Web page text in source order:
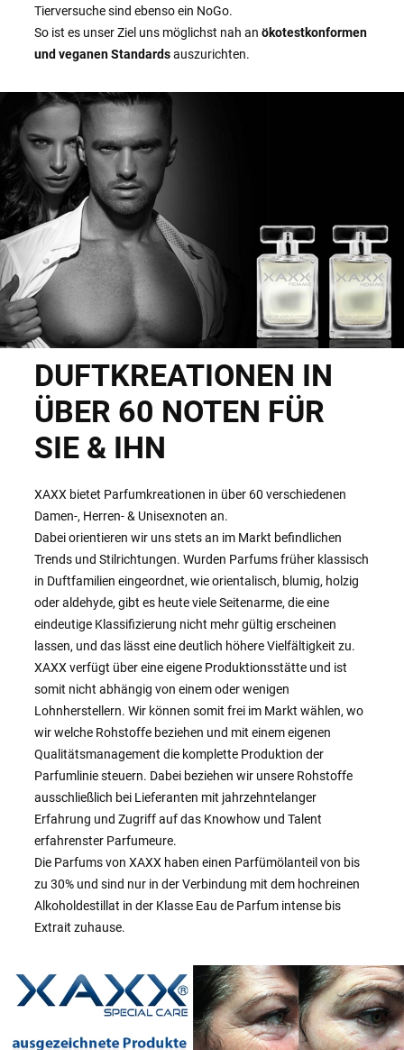
Tierversuche sind ebenso ein NoGo.
So ist es unser Ziel uns möglichst nah anökotestkonformen
und veganen Standardsauszurichten.
DUFTKREATIONEN IN
ÜBER 60 NOTEN FÜR
SIE & IHN
XAXX bietet Parfumkreationen in über 60 verschiedenen
Damen-, Herren- & Unisexnoten an.
Dabei orientieren wir uns stets an im Markt befindlichen
Trends und Stilrichtungen. Wurden Parfums früher klassisch
in Duftfamilien eingeordnet, wie orientalisch, blumig, holzig
oder aldehyde, gibt es heute viele Seitenarme, die eine
eindeutige Klassifizierung nicht mehr gültig erscheinen
lassen, und das lässt eine deutlich höhere Vielfältigkeit zu.
XAXX verfügt über eine eigene Produktionsstätte und ist
somit nicht abhängig von einem oder wenigen
Lohnherstellern. Wir können somit frei im Markt wählen, wo
wir welche Rohstoffe beziehen und mit einem eigenen
Qualitätsmanagement die komplette Produktion der
Parfumlinie steuern. Dabei beziehen wir unsere Rohstoffe
ausschließlich bei Lieferanten mit jahrzehntelanger
Erfahrung und Zugriff auf das Knowhow und Talent
erfahrenster Parfumeure.
Die Parfums von XAXX haben einen Parfümölanteil von bis
zu 30% und sind nur in der Verbindung mit dem hochreinen
Alkoholdestillat in der Klasse Eau de Parfum intense bis
Extrait zuhause.